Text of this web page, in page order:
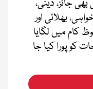
جائز، دینی،
بھلائی اور
کام میں لگایا
کو پورا کیا جا